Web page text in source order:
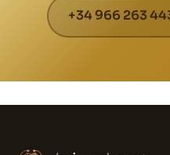
+34 966 263